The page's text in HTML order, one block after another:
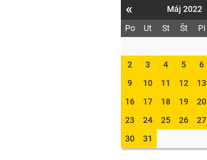
« Máj 2022
Po Ut St Št Pi
2
3 4 5 6
9
10 11 12 13
16
17 18 19 20
23
24 25 26 27
30
31